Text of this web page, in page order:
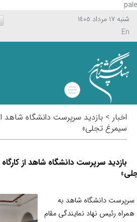
شنبه ١٧ مرداد ١٤٠٥
اخبار > بازدید سرپرست دانشگاه شاهد از
سیمرغ تجلی»
بازدید سرپرست دانشگاه شاهد از کارگاه
دانشگاه شاهد به
رئیس نهاد نمایندگی مقام